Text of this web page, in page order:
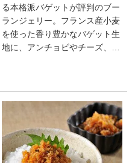
る本格派バゲットが評判のブー
ランジェリー。フランス産小麦
を使った香り豊かなバゲット生
地に、アンチョビやチーズ、オ